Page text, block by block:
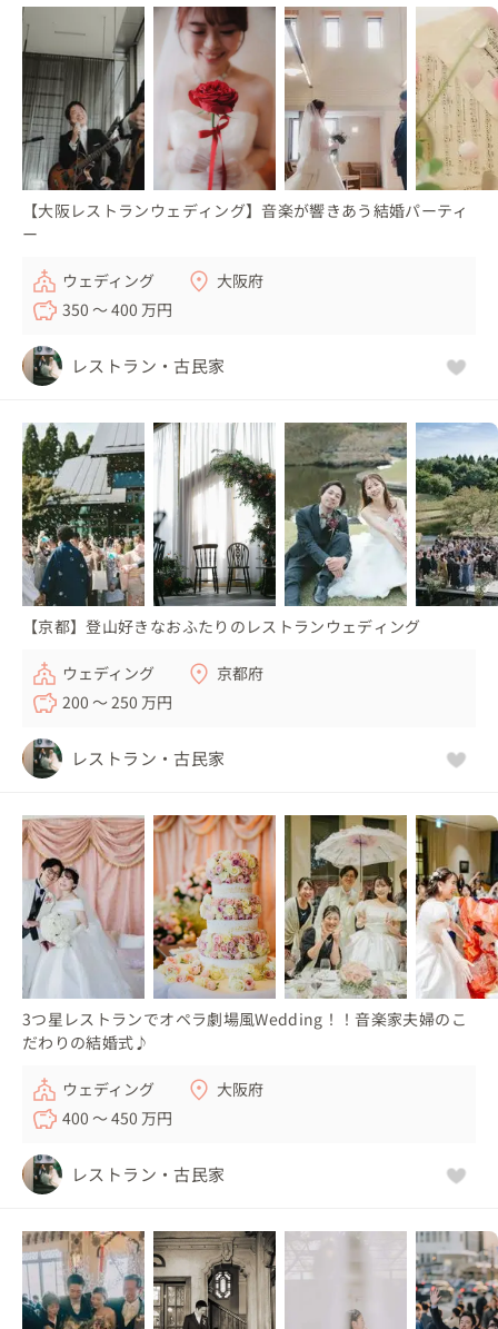
【大阪レストランウェディング】音楽が響きあう結婚パーティ
ー
ウェディング
大阪府
350 〜 400 万円
レストラン・古民家
【京都】登山好きなおふたりのレストランウェディング
ウェディング
京都府
200 〜 250 万円
レストラン・古民家
3つ星レストランでオペラ劇場風Wedding！！音楽家夫婦のこ
だわりの結婚式♪
ウェディング
大阪府
400 〜 450 万円
レストラン・古民家